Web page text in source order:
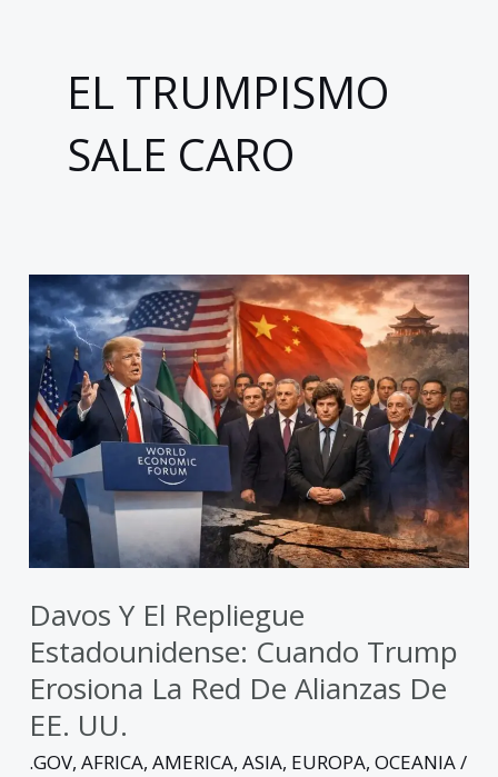
EL TRUMPISMO
SALE CARO
Davos Y El Repliegue
Estadounidense: Cuando Trump
Erosiona La Red De Alianzas De
EE. UU.
.GOV,AFRICA,AMERICA,ASIA, EUROPA,OCEANIA/
Davos
y
el
repliegue
estadounidense:
cuando
Trump
erosiona
la
red
de
alianzas
de
EE.
UU.